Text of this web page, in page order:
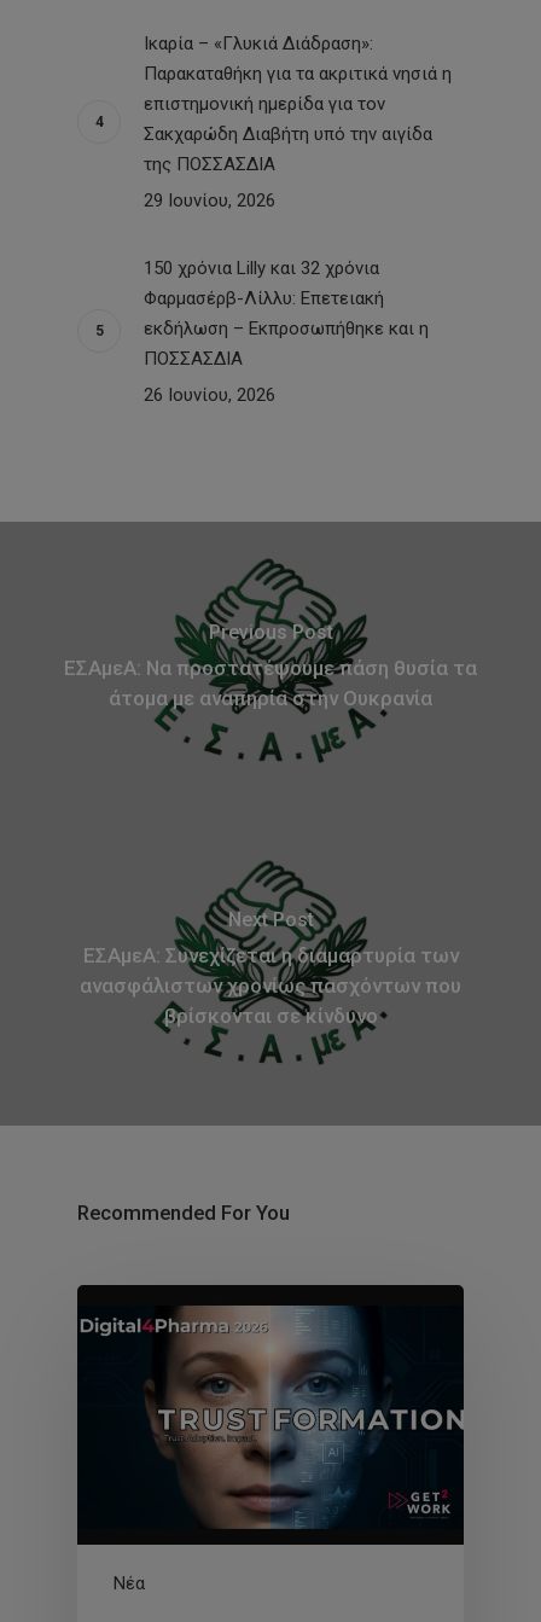
Ικαρία – «Γλυκιά Διάδραση»:
Παρακαταθήκη για τα ακριτικά νησιά η
επιστημονική ημερίδα για τον
Σακχαρώδη Διαβήτη υπό την αιγίδα
της ΠΟΣΣΑΣΔΙΑ
29 Ιουνίου, 2026
150 χρόνια Lilly και 32 χρόνια
Φαρμασέρβ-Λίλλυ: Eπετειακή
εκδήλωση – Εκπροσωπήθηκε και η
ΠΟΣΣΑΣΔΙΑ
26 Ιουνίου, 2026
Previous Post
ΕΣΑμεΑ: Να προστατέψουμε πάση θυσία τα
άτομα με αναπηρία στην Ουκρανία
Next Post
ΕΣΑμεΑ: Συνεχίζεται η διαμαρτυρία των
ανασφάλιστων χρονίως πασχόντων που
βρίσκονται σε κίνδυνο
Recommended For You
Νέα